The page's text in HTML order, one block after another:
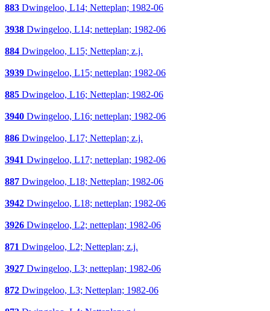
883 Dwingeloo, L14; Netteplan; 1982-06
3938 Dwingeloo, L14; netteplan; 1982-06
884 Dwingeloo, L15; Netteplan; z.j.
3939 Dwingeloo, L15; netteplan; 1982-06
885 Dwingeloo, L16; Netteplan; 1982-06
3940 Dwingeloo, L16; netteplan; 1982-06
886 Dwingeloo, L17; Netteplan; z.j.
3941 Dwingeloo, L17; netteplan; 1982-06
887 Dwingeloo, L18; Netteplan; 1982-06
3942 Dwingeloo, L18; netteplan; 1982-06
3926 Dwingeloo, L2; netteplan; 1982-06
871 Dwingeloo, L2; Netteplan; z.j.
3927 Dwingeloo, L3; netteplan; 1982-06
872 Dwingeloo, L3; Netteplan; 1982-06